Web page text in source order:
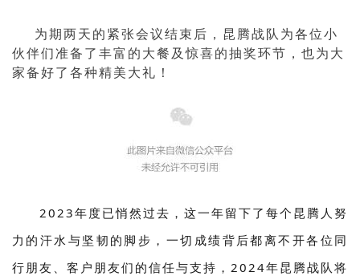
为期两天的紧张会议结束后，昆腾战队为各位小
伙伴们准备了丰富的大餐及惊喜的抽奖环节，也为大
家备好了各种精美大礼！
2023年度已悄然过去，这一年留下了每个昆腾人努
力的汗水与坚韧的脚步，一切成绩背后都离不开各位同
行朋友、客户朋友们的信任与支持，2024年昆腾战队将